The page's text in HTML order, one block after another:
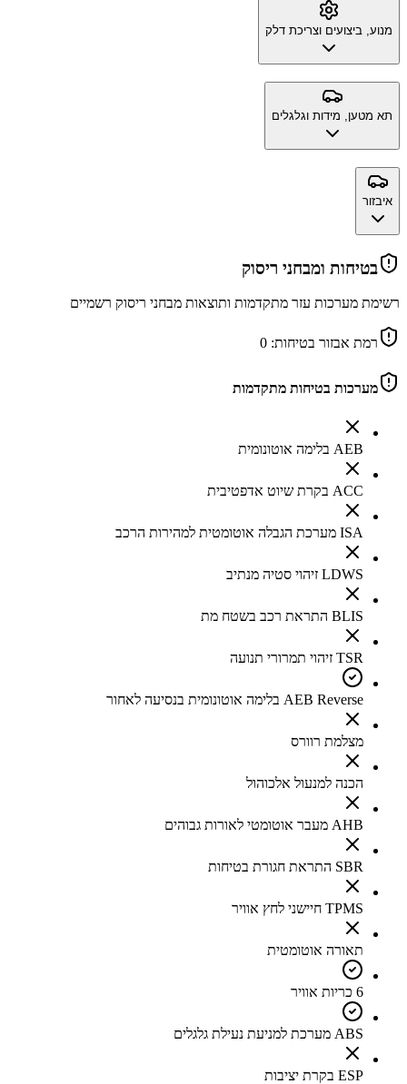
מנוע, ביצועים וצריכת דלק
תא מטען, מידות וגלגלים
איבזור
בטיחות ומבחני ריסוק
רשימת מערכות עזר מתקדמות ותוצאות מבחני ריסוק רשמיים
רמת אבזור בטיחות: 0
מערכות בטיחות מתקדמות
AEB בלימה אוטונומית
ACC בקרת שיוט אדפטיבית
ISA מערכת הגבלה אוטומטית למהירות הרכב
LDWS זיהוי סטיה מנתיב
BLIS התראת רכב בשטח מת
TSR זיהוי תמרורי תנועה
AEB Reverse בלימה אוטונומית בנסיעה לאחור
מצלמת רוורס
הכנה למנעול אלכוהול
AHB מעבר אוטומטי לאורות גבוהים
SBR התראת חגורת בטיחות
TPMS חיישני לחץ אוויר
תאורה אוטומטית
6 כריות אוויר
ABS מערכת למניעת נעילת גלגלים
ESP בקרת יציבות